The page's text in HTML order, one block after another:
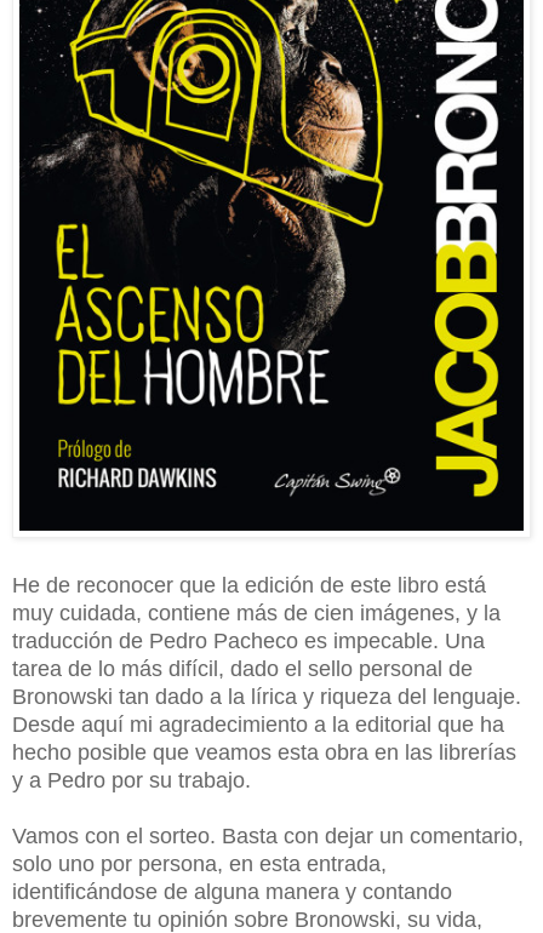
He de reconocer que la edición de este libro está
muy cuidada, contiene más de cien imágenes, y la
traducción de Pedro Pacheco es impecable. Una
tarea de lo más difícil, dado el sello personal de
Bronowski tan dado a la lírica y riqueza del lenguaje.
Desde aquí mi agradecimiento a la editorial que ha
hecho posible que veamos esta obra en las librerías
y a Pedro por su trabajo.
Vamos con el sorteo. Basta con dejar un comentario,
solo uno por persona, en esta entrada,
identificándose de alguna manera y contando
brevemente tu opinión sobre Bronowski, su vida,